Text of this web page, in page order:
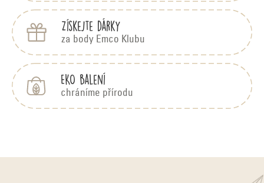
Získejte dárky
za body Emco Klubu
EKO balení
chráníme přírodu